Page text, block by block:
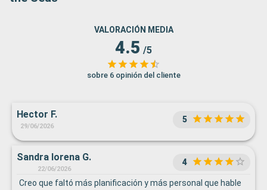
VALORACIÓN MEDIA
4.5 /5
sobre 6 opinión del cliente
Hector F.
29/06/2026
5
Sandra lorena G.
22/06/2026
4
Creo que faltó más planificación y más personal que hable